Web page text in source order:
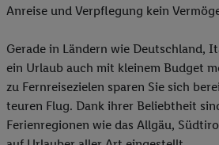
Anreise und Verpflegung kein
Gerade in Ländern wie Deutschland,
ein Urlaub auch mit kleinem Budget
zu Fernreisezielen sparen Sie sich
teuren Flug. Dank ihrer Beliebtheit
Ferienregionen wie das Allgäu,